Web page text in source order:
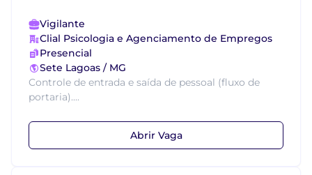
Vigilante
Clial Psicologia e Agenciamento de Empregos
Presencial
Sete Lagoas / MG
Controle de entrada e saída de pessoal (fluxo de
portaria)....
Abrir Vaga